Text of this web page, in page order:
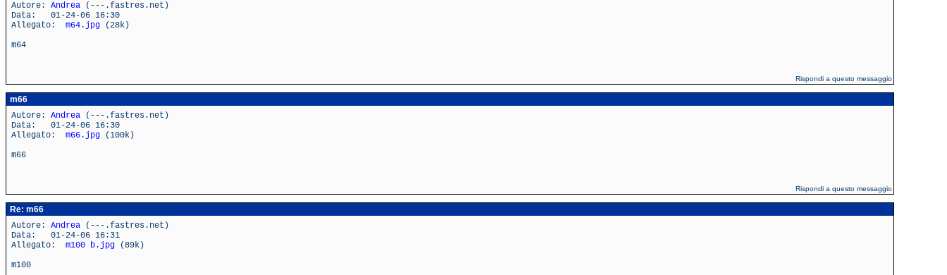
Autore: Andrea (---.fastres.net)
Data: 01-24-06 16:30
Allegato: m64.jpg (28k)
m64
Rispondi a questo messaggio
m66
Autore: Andrea (---.fastres.net)
Data: 01-24-06 16:30
Allegato: m66.jpg (100k)
m66
Rispondi a questo messaggio
Re: m66
Autore: Andrea (---.fastres.net)
Data: 01-24-06 16:31
Allegato: m100 b.jpg (89k)
m100